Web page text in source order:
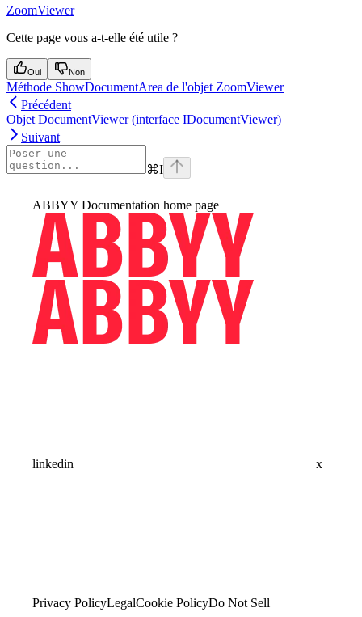
ZoomViewer
Cette page vous a-t-elle été utile ?
Oui Non
Méthode ShowDocumentArea de l'objet ZoomViewer
Précédent
Objet DocumentViewer (interface IDocumentViewer)
Suivant
⌘I
ABBYY Documentation home page
linkedin x
Privacy PolicyLegalCookie PolicyDo Not Sell